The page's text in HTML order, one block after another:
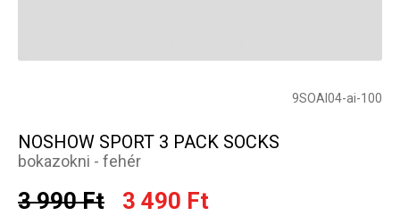
9SOAI04-ai-100
NOSHOW SPORT 3 PACK SOCKS
bokazokni - fehér
3 990 Ft 3 490 Ft